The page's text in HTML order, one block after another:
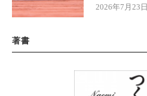
2026年7月23日
著書